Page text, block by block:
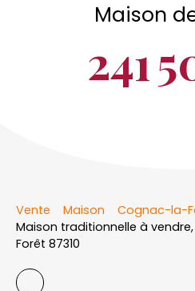
Maison
241
Vente Maison
Cognac-la-
Maison traditionnelle à
Forêt 87310